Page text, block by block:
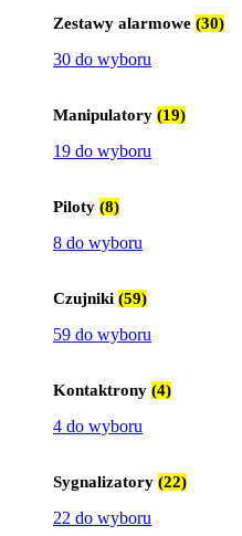
Zestawy alarmowe (30)
30 do wyboru
Manipulatory (19)
19 do wyboru
Piloty (8)
8 do wyboru
Czujniki (59)
59 do wyboru
Kontaktrony (4)
4 do wyboru
Sygnalizatory (22)
22 do wyboru